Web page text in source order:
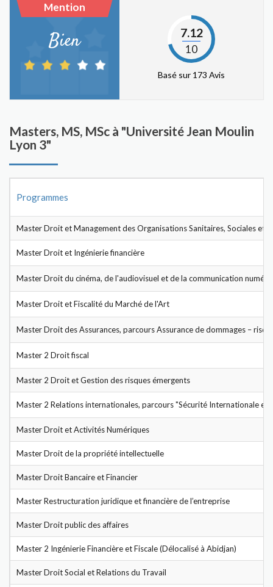
Mention
Bien 7.12
10
Basé sur 173 Avis
Masters, MS, MSc à "Université Jean Moulin
Lyon 3"
Programmes
Master Droit et Management des Organisations Sanitaires, Sociales et
Master Droit et Ingénierie financière
Master Droit du cinéma, de l'audiovisuel et de la communication
Master Droit et Fiscalité du Marché de l'Art
Master Droit des Assurances, parcours Assurance de dommages –
Master 2 Droit fiscal
Master 2 Droit et Gestion des risques émergents
Master 2 Relations internationales, parcours "Sécurité Internationale et
Master Droit et Activités Numériques
Master Droit de la propriété intellectuelle
Master Droit Bancaire et Financier
Master Restructuration juridique et financière de l’entreprise
Master Droit public des affaires
Master 2 Ingénierie Financière et Fiscale (Délocalisé à Abidjan)
Master Droit Social et Relations du Travail